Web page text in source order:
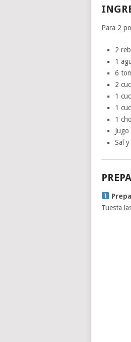
Para 2
2
1
6
2
1
1
1
Sal
Tuesta